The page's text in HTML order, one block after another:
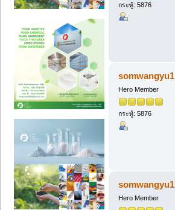
กระทู้: 5876
somwangyu1
Hero Member
กระทู้: 5876
somwangyu1
Hero Member